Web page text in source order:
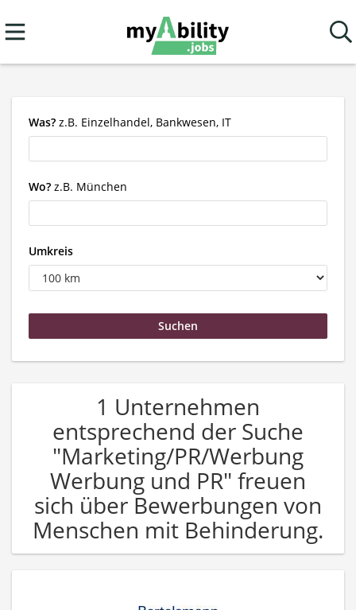
Was? z.B. Einzelhandel, Bankwesen, IT
Wo? z.B. München
Umkreis
1 Unternehmen
entsprechend der Suche
"Marketing/PR/Werbung
Werbung und PR" freuen
sich über Bewerbungen von
Menschen mit Behinderung.